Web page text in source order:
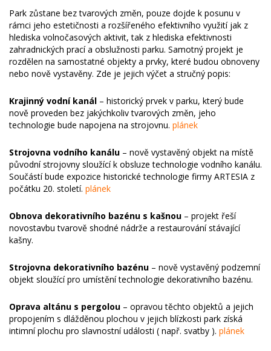
Park zůstane bez tvarových změn, pouze dojde k posunu v
rámci jeho estetičnosti a rozšířeného efektivního využití jak z
hlediska volnočasových aktivit, tak z hlediska efektivnosti
zahradnických prací a obslužnosti parku. Samotný projekt je
rozdělen na samostatné objekty a prvky, které budou obnoveny
nebo nově vystavěny. Zde je jejich výčet a stručný popis:
Krajinný vodní kanál – historický prvek v parku, který bude
nově proveden bez jakýchkoliv tvarových změn, jeho
technologie bude napojena na strojovnu. plánek
Strojovna vodního kanálu – nově vystavěný objekt na místě
původní strojovny sloužící k obsluze technologie vodního kanálu.
Součástí bude expozice historické technologie firmy ARTESIA z
počátku 20. století. plánek
Obnova dekorativního bazénu s kašnou – projekt řeší
novostavbu tvarově shodné nádrže a restaurování stávající
kašny.
Strojovna dekorativního bazénu – nově vystavěný podzemní
objekt sloužící pro umístění technologie dekorativního bazénu.
Oprava altánu s pergolou – opravou těchto objektů a jejich
propojením s dlážděnou plochou v jejich blízkosti park získá
intimní plochu pro slavnostní události ( např. svatby ). plánek